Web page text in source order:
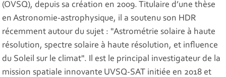
(OVSQ), depuis sa création en 2009. Titulaire d’une thèse
en Astronomie-astrophysique, il a soutenu son HDR
récemment autour du sujet : "Astrométrie solaire à haute
résolution, spectre solaire à haute résolution, et influence
du Soleil sur le climat". Il est le principal investigateur de la
mission spatiale innovante UVSQ-SAT initiée en 2018 et